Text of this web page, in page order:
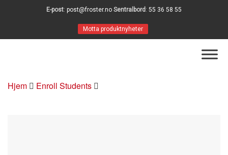
E-post: post@froster.no Sentralbord : 55 36 58 55
Motta produktnyheter
Hjem Enroll Students